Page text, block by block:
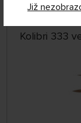
Již
Kolibri 333